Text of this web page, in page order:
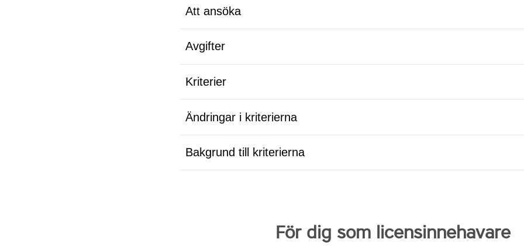
Att ansöka
Avgifter
Kriterier
Ändringar i kriterierna
Bakgrund till kriterierna
För dig som licensinnehavare